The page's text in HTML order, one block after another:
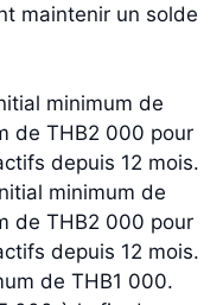
maintenir un solde
minimum de
de THB2 000 pour
depuis 12 mois.
minimum de
de THB2 000 pour
depuis 12 mois.
de THB1 000.